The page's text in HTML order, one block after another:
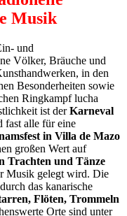
Musik
und
Völker, Bräuche und
in den
Besonderheiten sowie
Ringkampf lucha
ist derKarneval
fast alle für eine
in Villa de Mazo
großen Wert auf
Trachten und Tänze
Musik gelegt wird. Die
das kanarische
Flöten, Trommeln
Orte sind unter